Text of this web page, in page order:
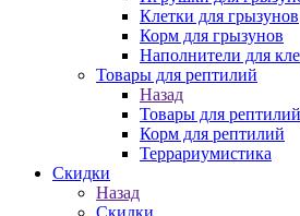
Клетки для грызунов
Корм для грызунов
Наполнители для
Товары для рептилий
Назад
Товары для рептилий
Корм для рептилий
Террариумистика
Скидки
Назад
Скидки